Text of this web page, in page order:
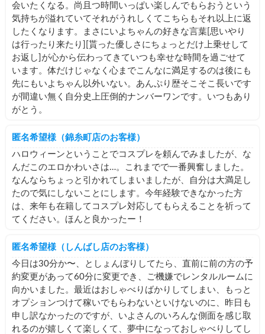
会いたくなる。尚且つ時間いっぱい楽しんでもらおうという
気持ちが溢れていてそれがうれしくてこちらもそれ以上に返
したくなります。まさにいよちゃんの好きな言葉[思いやり
は行ったり来たり][貰った優しさにちょっとだけ上乗せして
お返し]が心から伝わってきていつも幸せな時間を過ごせて
います。体だけじゃなく心までこんなに満足するのは後にも
先にもいよちゃん以外いない。あんぷり歴そこそこ長いです
が間違い無く自分史上圧倒的ナンバーワンです。いつもあり
がとう。
匿名希望様（錦糸町店のお客様）
ハロウィーンということでコスプレを頼んでみましたが、な
んだこのエロかわいさは…。これまでで一番興奮しました。
なんならちょっと引かれてしまいましたが、自分は大満足し
たので気にしないことにします。今年経験できなかった方
は、来年も在籍してコスプレ対応してもらえることを祈って
てください。ほんと良かったー！
匿名希望様（しんばし店のお客様）
今日は30分か〜、としょんぼりしてたら、直前に前の方の予
約変更があって60分に変更でき、ご機嫌でレンタルルームに
向かいました。最近はおしゃべりばかりしてしまい、もっと
オプションつけて稼いでもらわないといけないのに、昨日も
申し訳なかったのですが、いよさんのいろんな側面を感じ取
れるのが嬉しくて楽しくて、夢中になっておしゃべりしてし